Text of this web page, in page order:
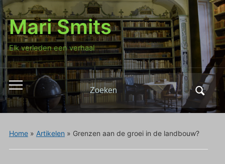
Mari Smits
Elk verleden een verhaal
Toggle
mobiel
menu
Zoeken
naar:
Home» Artikelen » Grenzen aan de groei in de landbouw?